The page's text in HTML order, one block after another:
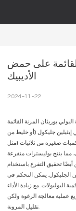
القائمة على حمض
الأديبيك
2024-11-22
يوريثان المرنة القائمة
إيثيلين جليكول (أو خليط من
صغيرة من ثلاثيات (مثل
مما ينتج بوليسترات متفرعة
جزيئي نسبي يبلغ حوالي 2000. يمكن أيضًا تحقيق التفرع باستخدام
الجليكول. يمكن التحكم في
مع زيادة الأداء
عملية معالجة الرغوة ولكن
تقليل المرونة.